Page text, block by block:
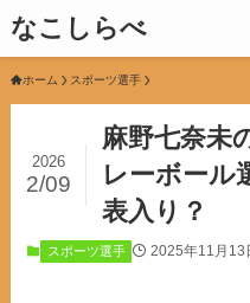
なこしらべ
ホーム スポーツ選手
麻野七奈未
レーボール
表入り？
2026
2/09
スポーツ選手 2025年11月13